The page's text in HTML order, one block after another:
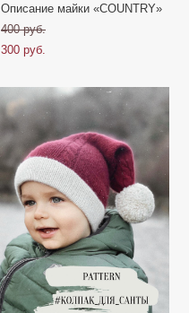
Описание майки «COUNTRY»
400 pуб.
300 pуб.